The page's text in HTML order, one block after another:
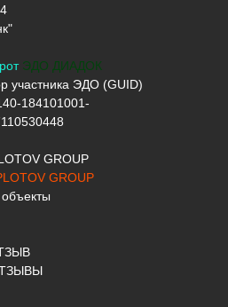
ЭДО ДИАДОК
участника ЭДО (GUID)
184101001-
GROUP
GROUP